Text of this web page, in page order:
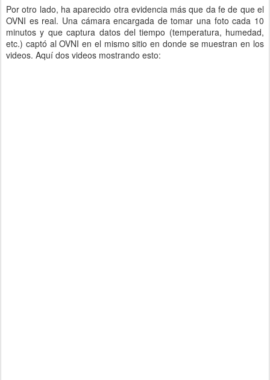
Por otro lado, ha aparecido otra evidencia más que da fe de que el
OVNI es real. Una cámara encargada de tomar una foto cada 10
minutos y que captura datos del tiempo (temperatura, humedad,
etc.) captó al OVNI en el mismo sitio en donde se muestran en los
videos. Aquí dos videos mostrando esto: